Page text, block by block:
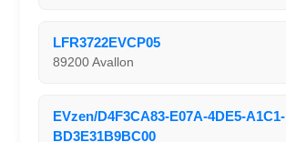
LFR3722EVCP05
89200 Avallon
EVzen/D4F3CA83-E07A-4DE5-A1C1-
BD3E31B9BC00